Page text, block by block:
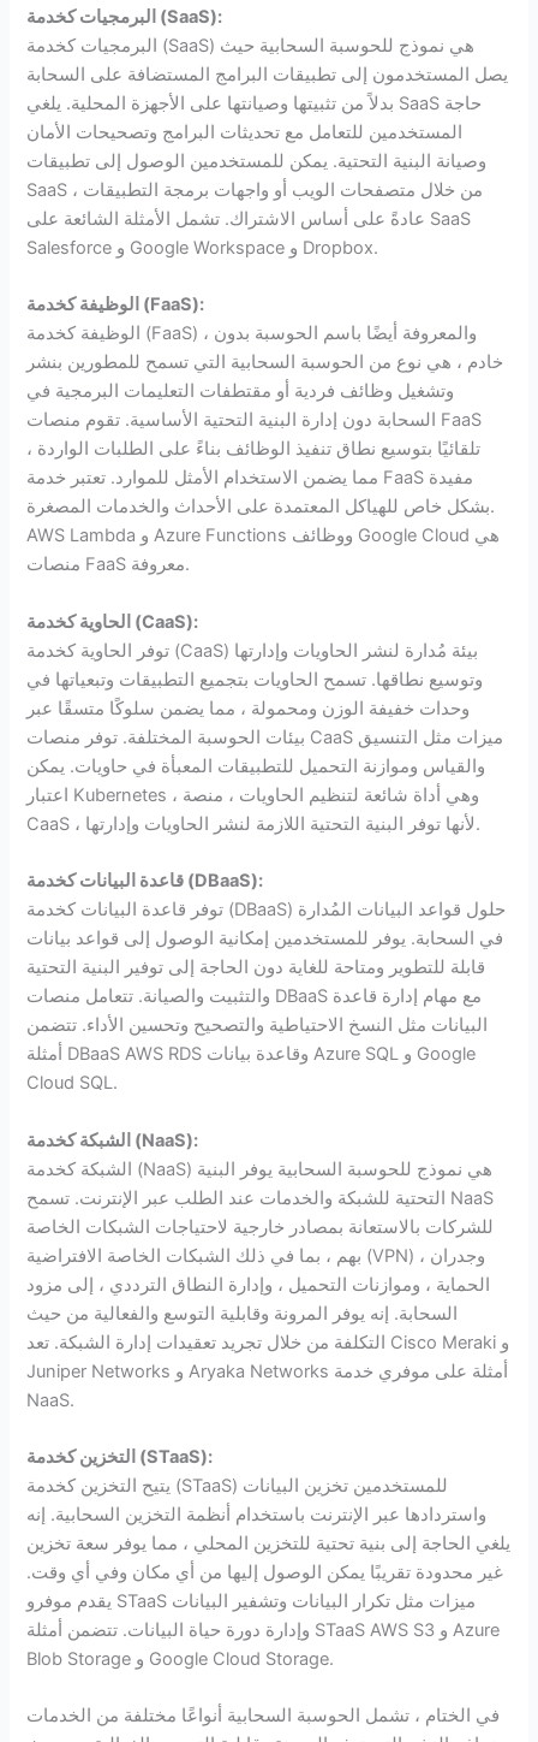
البرمجيات كخدمة (SaaS):
البرمجيات كخدمة (SaaS) هي نموذج للحوسبة السحابية حيث
يصل المستخدمون إلى تطبيقات البرامج المستضافة على السحابة
بدلاً من تثبيتها وصيانتها على الأجهزة المحلية. يلغي SaaS حاجة
المستخدمين للتعامل مع تحديثات البرامج وتصحيحات الأمان
وصيانة البنية التحتية. يمكن للمستخدمين الوصول إلى تطبيقات
SaaS من خلال متصفحات الويب أو واجهات برمجة التطبيقات ،
عادةً على أساس الاشتراك. تشمل الأمثلة الشائعة على SaaS
Salesforce و Google Workspace و Dropbox.
الوظيفة كخدمة (FaaS):
الوظيفة كخدمة (FaaS) ، والمعروفة أيضًا باسم الحوسبة بدون
خادم ، هي نوع من الحوسبة السحابية التي تسمح للمطورين بنشر
وتشغيل وظائف فردية أو مقتطفات التعليمات البرمجية في
السحابة دون إدارة البنية التحتية الأساسية. تقوم منصات FaaS
تلقائيًا بتوسيع نطاق تنفيذ الوظائف بناءً على الطلبات الواردة ،
مما يضمن الاستخدام الأمثل للموارد. تعتبر خدمة FaaS مفيدة
بشكل خاص للهياكل المعتمدة على الأحداث والخدمات المصغرة.
AWS Lambda و Azure Functions ووظائف Google Cloud هي
منصات FaaS معروفة.
الحاوية كخدمة (CaaS):
توفر الحاوية كخدمة (CaaS) بيئة مُدارة لنشر الحاويات وإدارتها
وتوسيع نطاقها. تسمح الحاويات بتجميع التطبيقات وتبعياتها في
وحدات خفيفة الوزن ومحمولة ، مما يضمن سلوكًا متسقًا عبر
بيئات الحوسبة المختلفة. توفر منصات CaaS ميزات مثل التنسيق
والقياس وموازنة التحميل للتطبيقات المعبأة في حاويات. يمكن
اعتبار Kubernetes ، وهي أداة شائعة لتنظيم الحاويات ، منصة
CaaS ، لأنها توفر البنية التحتية اللازمة لنشر الحاويات وإدارتها.
قاعدة البيانات كخدمة (DBaaS):
توفر قاعدة البيانات كخدمة (DBaaS) حلول قواعد البيانات المُدارة
في السحابة. يوفر للمستخدمين إمكانية الوصول إلى قواعد بيانات
قابلة للتطوير ومتاحة للغاية دون الحاجة إلى توفير البنية التحتية
والتثبيت والصيانة. تتعامل منصات DBaaS مع مهام إدارة قاعدة
البيانات مثل النسخ الاحتياطية والتصحيح وتحسين الأداء. تتضمن
أمثلة DBaaS AWS RDS وقاعدة بيانات Azure SQL و Google
Cloud SQL.
الشبكة كخدمة (NaaS):
الشبكة كخدمة (NaaS) هي نموذج للحوسبة السحابية يوفر البنية
التحتية للشبكة والخدمات عند الطلب عبر الإنترنت. تسمح NaaS
للشركات بالاستعانة بمصادر خارجية لاحتياجات الشبكات الخاصة
بهم ، بما في ذلك الشبكات الخاصة الافتراضية (VPN) ، وجدران
الحماية ، وموازنات التحميل ، وإدارة النطاق الترددي ، إلى مزود
السحابة. إنه يوفر المرونة وقابلية التوسع والفعالية من حيث
التكلفة من خلال تجريد تعقيدات إدارة الشبكة. تعد Cisco Meraki و
Juniper Networks و Aryaka Networks أمثلة على موفري خدمة
NaaS.
التخزين كخدمة (STaaS):
يتيح التخزين كخدمة (STaaS) للمستخدمين تخزين البيانات
واستردادها عبر الإنترنت باستخدام أنظمة التخزين السحابية. إنه
يلغي الحاجة إلى بنية تحتية للتخزين المحلي ، مما يوفر سعة تخزين
غير محدودة تقريبًا يمكن الوصول إليها من أي مكان وفي أي وقت.
يقدم موفرو STaaS ميزات مثل تكرار البيانات وتشفير البيانات
وإدارة دورة حياة البيانات. تتضمن أمثلة STaaS AWS S3 و Azure
Blob Storage و Google Cloud Storage.
في الختام ، تشمل الحوسبة السحابية أنواعًا مختلفة من الخدمات